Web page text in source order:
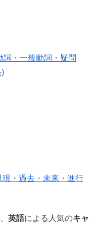
詞・一般動詞・疑問
)
・過去・未来・進行
英語による人気のキャ